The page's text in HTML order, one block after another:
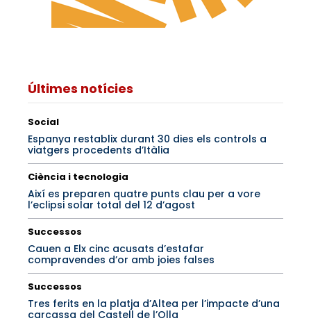
Últimes notícies
Social
Espanya restablix durant 30 dies els controls a
viatgers procedents d’Itàlia
Ciència i tecnologia
Així es preparen quatre punts clau per a vore
l’eclipsi solar total del 12 d’agost
Successos
Cauen a Elx cinc acusats d’estafar
compravendes d’or amb joies falses
Successos
Tres ferits en la platja d’Altea per l’impacte d’una
carcassa del Castell de l’Olla